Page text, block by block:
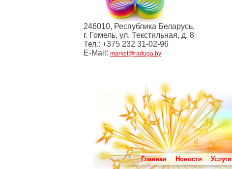
246010, Республика Беларусь,
г. Гомель, ул. Текстильная, д. 8
Тел.: +375 232 31-02-96
E-Mail: market@raduga.by
Главная Новости Услуги